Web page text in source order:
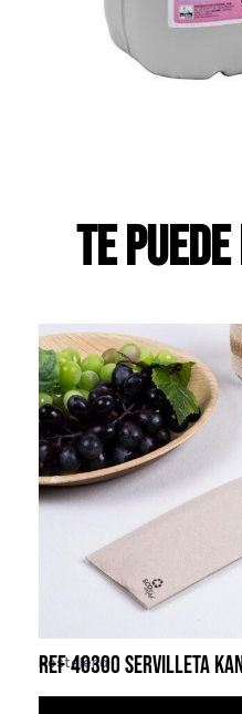
Te
Hostelería
REF 40300 SERVILLETA